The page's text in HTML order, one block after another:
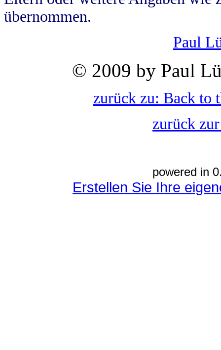
übernommen.
Paul
© 2009 by Paul
zurück zu: Back to
zurück
powered in
Erstellen Sie Ihre